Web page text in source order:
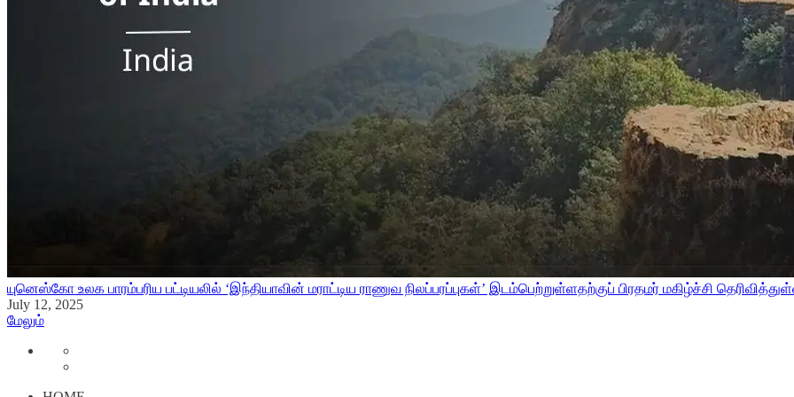
யுனெஸ்கோ உலக பாரம்பரிய பட்டியலில் ‘இந்தியாவின் மராட்டிய ராணுவ நிலப்பரப்புகள்’ இடம்பெற்றுள்ளதற்குப் பிரதமர் மகிழ்ச்சி
July 12, 2025
மேலும்